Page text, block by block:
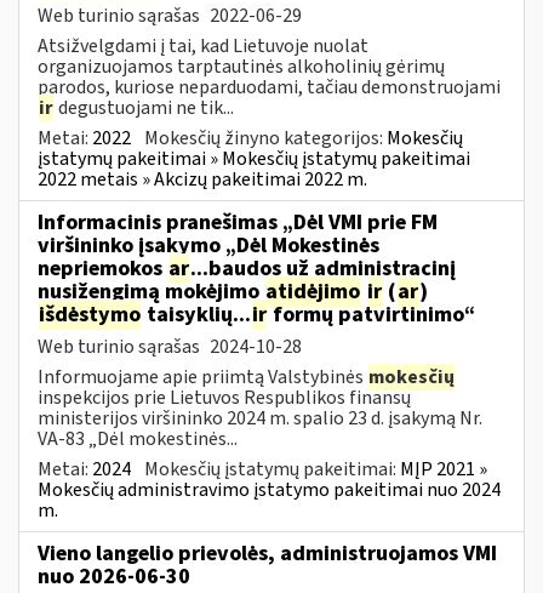
Web turinio sąrašas 2022-06-29
Atsižvelgdami į tai, kad Lietuvoje nuolat
organizuojamos tarptautinės alkoholinių gėrimų
parodos, kuriose neparduodami, tačiau demonstruojami
irdegustuojami ne tik...
Metai: 2022 Mokesčių žinyno kategorijos: Mokesčių
įstatymų pakeitimai » Mokesčių įstatymų pakeitimai
2022 metais » Akcizų pakeitimai 2022 m.
Informacinis pranešimas „Dėl VMI prie FM
viršininko įsakymo „Dėl Mokestinės
nepriemokos ar...baudos už administracinį
nusižengimą mokėjimo atidėjimo ir (ar)
išdėstymo taisyklių...irformų patvirtinimo“
Web turinio sąrašas 2024-10-28
Informuojame apie priimtą Valstybinės mokesčių
inspekcijos prie Lietuvos Respublikos finansų
ministerijos viršininko 2024 m. spalio 23 d. įsakymą Nr.
VA-83 „Dėl mokestinės...
Metai: 2024 Mokesčių įstatymų pakeitimai: MĮP 2021 »
Mokesčių administravimo įstatymo pakeitimai nuo 2024
m.
Vieno langelio prievolės, administruojamos VMI
nuo 2026-06-30